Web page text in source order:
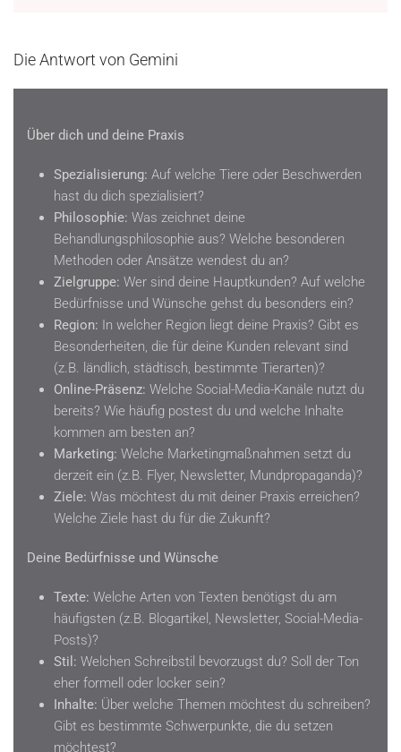
Die Antwort von Gemini
Über dich und deine Praxis
Spezialisierung: Auf welche Tiere oder Beschwerden
hast du dich spezialisiert?
Philosophie: Was zeichnet deine
Behandlungsphilosophie aus? Welche besonderen
Methoden oder Ansätze wendest du an?
Zielgruppe: Wer sind deine Hauptkunden? Auf welche
Bedürfnisse und Wünsche gehst du besonders ein?
Region: In welcher Region liegt deine Praxis? Gibt es
Besonderheiten, die für deine Kunden relevant sind
(z.B. ländlich, städtisch, bestimmte Tierarten)?
Online-Präsenz: Welche Social-Media-Kanäle nutzt du
bereits? Wie häufig postest du und welche Inhalte
kommen am besten an?
Marketing: Welche Marketingmaßnahmen setzt du
derzeit ein (z.B. Flyer, Newsletter, Mundpropaganda)?
Ziele: Was möchtest du mit deiner Praxis erreichen?
Welche Ziele hast du für die Zukunft?
Deine Bedürfnisse und Wünsche
Texte: Welche Arten von Texten benötigst du am
häufigsten (z.B. Blogartikel, Newsletter, Social-Media-
Posts)?
Stil: Welchen Schreibstil bevorzugst du? Soll der Ton
eher formell oder locker sein?
Inhalte: Über welche Themen möchtest du schreiben?
Gibt es bestimmte Schwerpunkte, die du setzen
möchtest?